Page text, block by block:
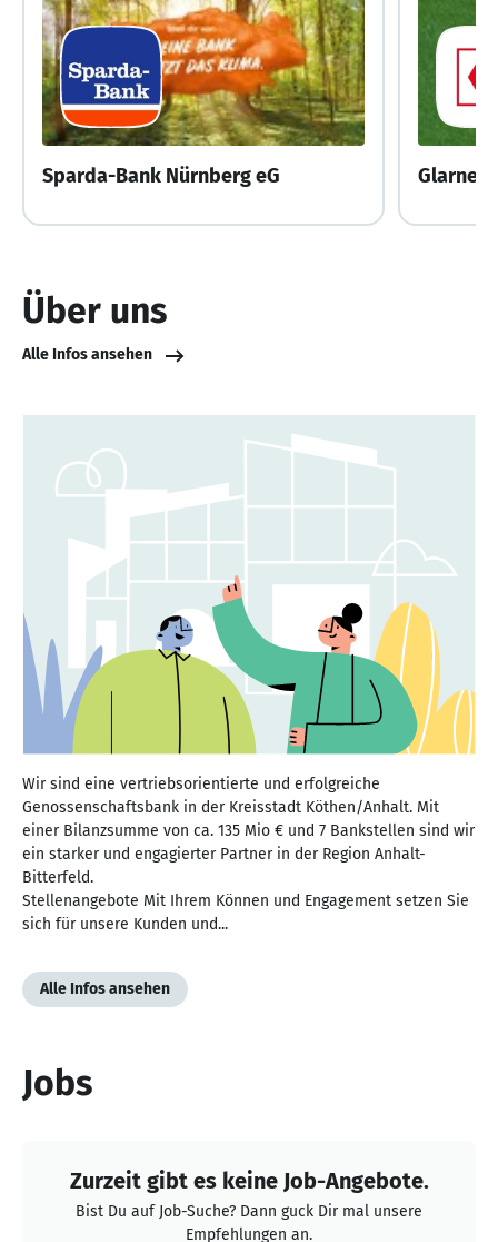
Sparda-Bank Nürnberg eG Glarner
Über uns
Alle Infos ansehen
Wir sind eine vertriebsorientierte und erfolgreiche
Genossenschaftsbank in der Kreisstadt Köthen/Anhalt. Mit
einer Bilanzsumme von ca. 135 Mio € und 7 Bankstellen sind wir
ein starker und engagierter Partner in der Region Anhalt-
Bitterfeld.
Stellenangebote Mit Ihrem Können und Engagement setzen Sie
sich für unsere Kunden und...
Alle Infos ansehen
Jobs
Zurzeit gibt es keine Job-Angebote.
Bist Du auf Job-Suche? Dann guck Dir mal unsere
Empfehlungen an.